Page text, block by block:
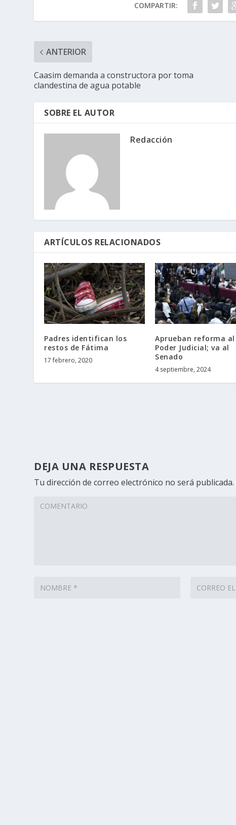
COMPARTIR:
ANTERIOR
Caasim demanda a constructora por toma
clandestina de agua potable
SOBRE EL AUTOR
Redacción
ARTÍCULOS RELACIONADOS
Padres identifican los
restos de Fátima
17 febrero, 2020
Aprueban reforma al
Poder Judicial; va al
Senado
4 septiembre, 2024
DEJA UNA RESPUESTA
Tu dirección de correo electrónico no será publicada.